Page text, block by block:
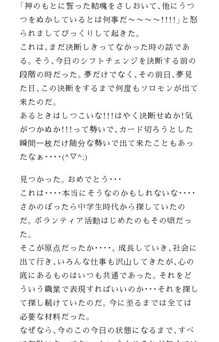
「神のもとに誓った結魂をさしおいて、他にうつ
つをぬかしているとは何事だ〜〜〜〜！！！！」と怒
られましてびっくりして起きた。
これは、まだ決断しきってなかった時の話であ
る。そう、今日のシフトチェンジを決断する前の
段階の時だった。夢だけでなく、その前日、夢見
た日、この決断をするまで何度もソロモンが出て
来たのだ。
あるときはしつこいな！！！はやく決断せぬか！気
がつかぬか！！！って勢いで、カード切ろうとした
瞬間一枚だけ随分な勢いで出て来たこともあっ
たなぁ・・・・(^▽^;)
見つかった。おめでとう・・・
これは・・・・本当にそうなのかもしれないな・・・・
さかのぼったら中学生時代から探していたの
だ。ボランティア活動はじめたのもその頃だっ
た。
そこが原点だったか・・・・。成長していき、社会に
出て行き、いろんな仕事も沢山してきたが、心の
底にあるものはいつも共通であった。それをど
ういう職業で表現すればいいのか・・・それを探し
て探し続けていたのだ。今に至るまでは全ては
必要な材料だった。
なぜなら、今のこの今日の状態になるまで、すべ